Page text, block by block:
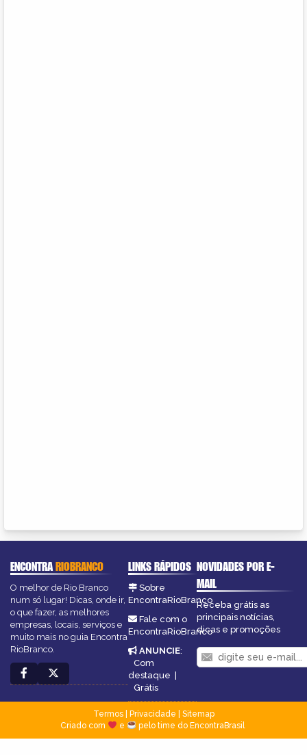
ENCONTRARIOBRANCO
O melhor de Rio Branco
num só lugar! Dicas, onde ir,
o que fazer, as melhores
empresas, locais, serviços e
muito mais no guia Encontra
RioBranco.
LINKS RÁPIDOS
Sobre
EncontraRioBranco
Fale com o
EncontraRioBranco
ANUNCIE:
Com
destaque
Grátis
NOVIDADES POR E-
MAIL
Receba grátis as
principais notícias,
dicas e promoções
Termos| Privacidade
Sitemap
Criado com
e pelo time do EncontraBrasil